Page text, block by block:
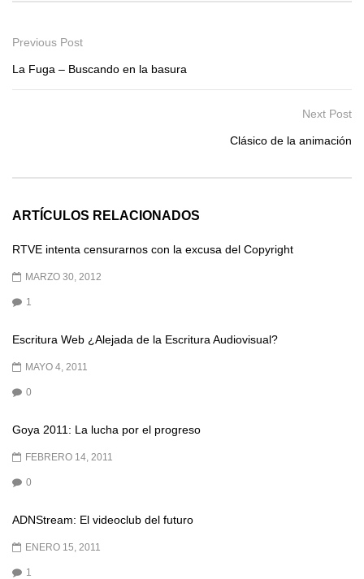
Previous Post
La Fuga – Buscando en la basura
Next Post
Clásico de la animación
ARTÍCULOS RELACIONADOS
RTVE intenta censurarnos con la excusa del Copyright
MARZO 30, 2012
1
Escritura Web ¿Alejada de la Escritura Audiovisual?
MAYO 4, 2011
0
Goya 2011: La lucha por el progreso
FEBRERO 14, 2011
0
ADNStream: El videoclub del futuro
ENERO 15, 2011
1